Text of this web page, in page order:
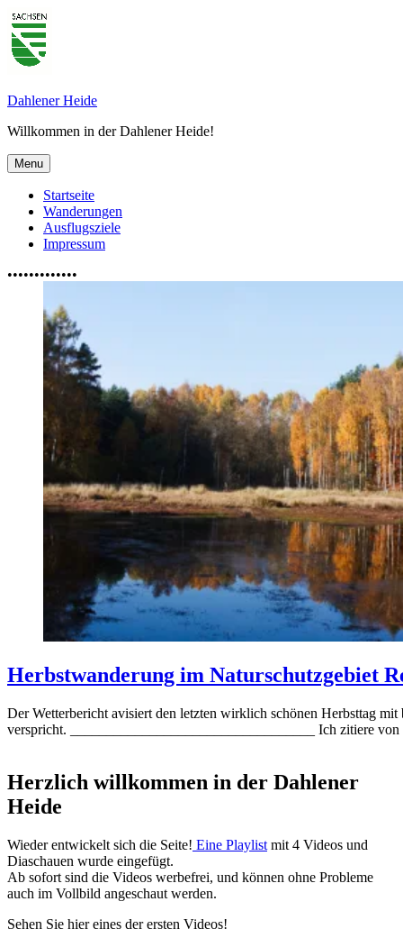
Skip
to
content
Dahlener Heide
Willkommen in der Dahlener Heide!
Menu
Primary
menu
Startseite
Wanderungen
Ausflugsziele
Impressum
•••••••••••••
Herbstwanderung im Naturschutzgebiet
Posted
on
2019By
hfroehlich
Der Wetterbericht avisiert den letzten wirklich schönen Herbsttag
verspricht. __________________________________ Ich zitiere
Herzlich willkommen in der Dahlener
Heide
Wieder entwickelt sich die Seite! Eine Playlist mit 4 Videos und
Diaschauen wurde eingefügt.
Ab sofort sind die Videos werbefrei, und können ohne Probleme
auch im Vollbild angeschaut werden.
Sehen Sie hier eines der ersten Videos!